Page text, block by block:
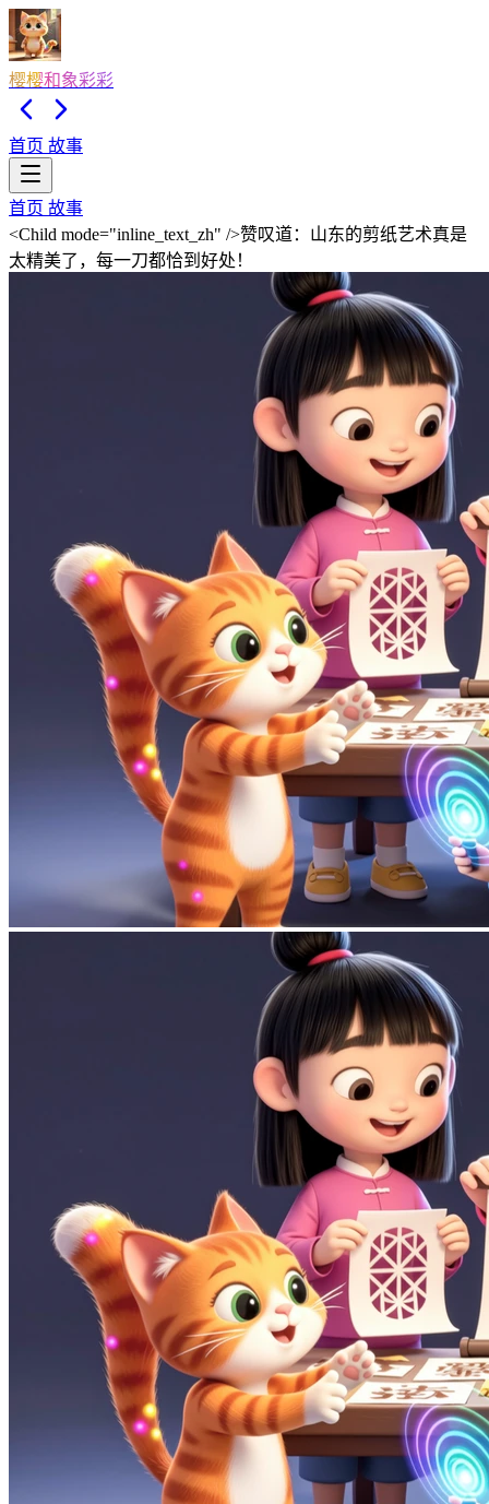
樱樱和象彩彩
首页 故事
首页 故事
<Child mode="inline_text_zh" />赞叹道：山东的剪纸艺术真是
太精美了，每一刀都恰到好处！